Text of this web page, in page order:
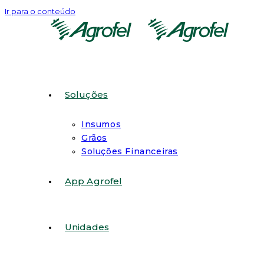
Ir para o conteúdo
Soluções
Insumos
Grãos
Soluções Financeiras
App Agrofel
Unidades